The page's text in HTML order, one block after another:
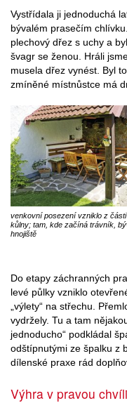
Vystřídala ji jednoduchá
bývalém prasečím
plechový dřez s uchy a
švagr se ženou. Hráli
musela dřez vynést. Byl
zmíněné místnůstce má
venkovní posezení vzniklo z
kůlny; tam, kde začíná trávník,
hnojiště
Do etapy záchranných
levé půlky vzniklo
„výlety“ na střechu.
vydržely. Tu a tam
jednoducho“ podkládal
odštípnutými ze špalku z
dílenské praxe rád
Výhra v pravou chvíli